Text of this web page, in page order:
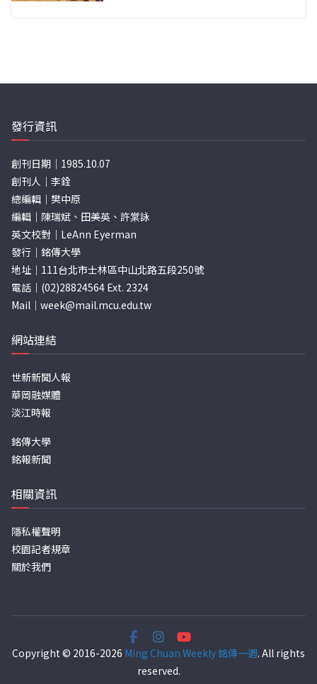
發行資訊
創刊日期｜1985.10.07
創刊人｜李銓
總編輯｜樊中原
編輯｜陳瑞斌、田美英、許棠詠
英文校對｜LeAnn Eyerman
發行｜銘傳大學
地址｜111台北市士林區中山北路五段250號
電話｜(02)28824564 Ext. 2324
Mail｜ week@mail.mcu.edu.tw
網站連結
世新新聞人報
華岡融媒體
淡江時報
銘傳大學
銘報新聞
相關資訊
隱私權聲明
校園記者規章
關於我們
Copyright © 2016-2026 Ming Chuan Weekly 銘傳一週. All rights
reserved.